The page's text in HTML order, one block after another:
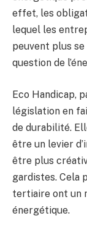
effet, les
lequel les
peuvent plus
question de
Eco Handicap,
législation en
de durabilité.
être un levier
être plus
gardistes. Cela
tertiaire ont un
énergétique.